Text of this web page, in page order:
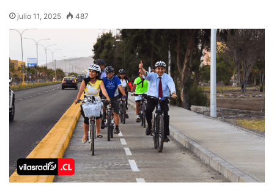
julio 11, 2025 487